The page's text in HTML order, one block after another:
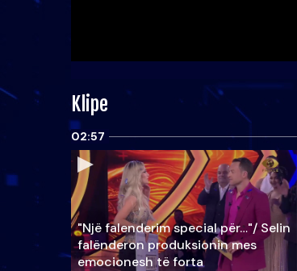
Klipe
02:57
"Një falenderim special për…"/ Selin
falënderon produksionin mes
emocionesh të forta